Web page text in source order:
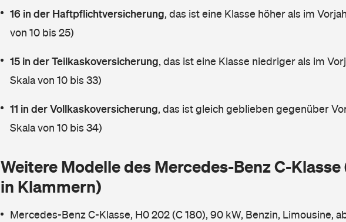
16 in der Haftpflichtversicherung, das ist eine Klasse höher als im
von 10 bis 25)
15 in der Teilkaskoversicherung, das ist eine Klasse niedriger als im
Skala von 10 bis 33)
11 in der Vollkaskoversicherung, das ist gleich geblieben gegenüber
Skala von 10 bis 34)
Weitere Modelle des Mercedes-Benz C-Klasse
in Klammern)
Mercedes-Benz C-Klasse, H0 202 (C 180), 90 kW, Benzin, Limousine,